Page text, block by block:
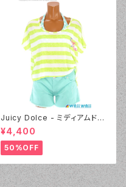
Juicy Dolce - ミディアムドッ
ト（3405 - 60:グリーン）
¥4,400
50%OFF